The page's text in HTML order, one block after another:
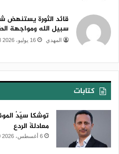
قائد الثورة يستنهض
سبيل الله ومواجهة
المهدي 16 يوليو، 2026 18:28
كتابات
توشكا سيّدُ
معادلةَ الردع
6 أغسطس، 2026 20:40